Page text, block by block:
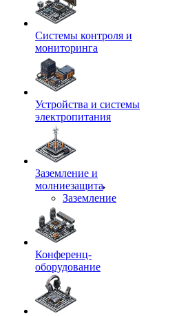
Системы контроля и
мониторинга
Устройства и системы
электропитания
Заземление и
молниезащита
Заземление
Конференц-
оборудование